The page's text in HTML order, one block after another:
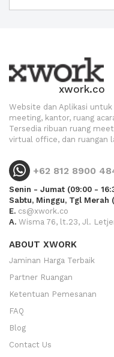
xwork.co
Website dan Aplikasi
meeting, kantor, ruang
Tersedia ribuan ruang
virtual office, dan ruangan
+62 812 8900
Senin - Jumat (09:00 -
Sabtu, Minggu, Tgl Merah
E. cs@xwork.co
A. Wisma 76, lt.23, Jl.
ABOUT XWORK
Jaminan Harga Terbaik
Partner Ruangan
Ketentuan Pemesanan
FAQ
Blog
Contact Us